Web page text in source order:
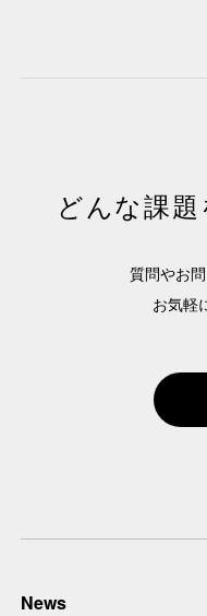
どんな課
質問やお
お気軽
News